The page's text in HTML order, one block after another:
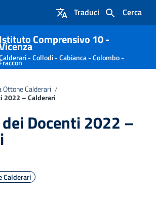
Cerca
Traduci
la navigazione
Comprensivo 10 -
- Collodi - Cabianca - Colombo -
Fraccon
Ottone Calderari /
2022 – Calderari
Docenti 2022 –
Calderari